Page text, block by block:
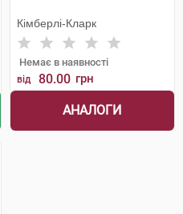
Кімберлі-Кларк
Немає в наявності
від 80.00 грн
АНАЛОГИ